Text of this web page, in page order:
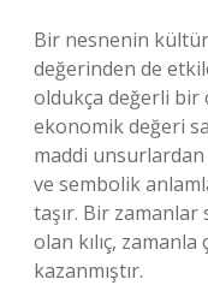
Bir nesnenin
değerinden de
oldukça değerli bir
ekonomik değeri
maddi
ve sembolik
taşır. Bir zamanlar
olan kılıç,
kazanmıştır.